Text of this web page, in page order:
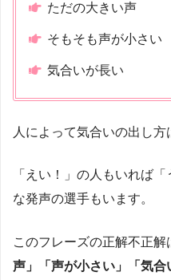
ただの大きい声
そもそも声が小さい
気合いが長い
人によって気合いの出し方
「えい！」の人もいれば
な発声の選手もいます。
このフレーズの正解不正解
声」「声が小さい」「気合